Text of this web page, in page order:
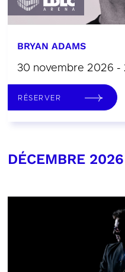
BRYAN ADAMS
30 novembre 2026 -
RÉSERVER
DÉCEMBRE 2026